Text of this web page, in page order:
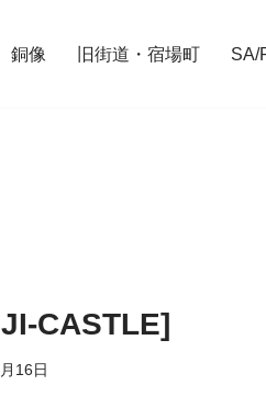
銅像 旧街道・宿場町 SA/
CASTLE]
16日